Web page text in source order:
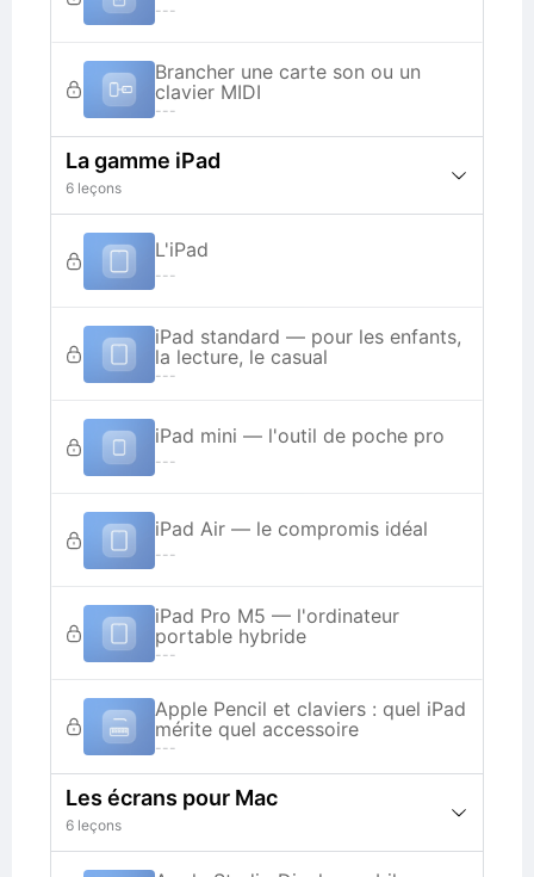
---
Brancher une carte son ou un
clavier MIDI
---
La gamme iPad
6 leçons
L'iPad
---
iPad standard — pour les enfants,
la lecture, le casual
---
iPad mini — l'outil de poche pro
---
iPad Air — le compromis idéal
---
iPad Pro M5 — l'ordinateur
portable hybride
---
Apple Pencil et claviers : quel iPad
mérite quel accessoire
---
Les écrans pour Mac
6 leçons